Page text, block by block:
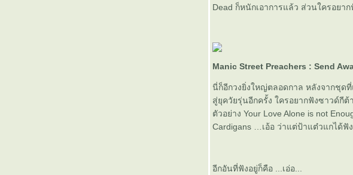
Dead ก็หนักเอาการแล้ว ส่วนใครอยา
Manic Street Preachers : Send
นี่ก็อีกวงยิ่งใหญ่ตลอดกาล หลังจากชุด
สู่ยุควัยรุ่นอีกครั้ง ใครอยากฟังซาวด์กีต้
ตัวอย่าง Your Love Alone is not
Cardigans …เอ้อ ว่าแต่ป้าแต๋วแกได้ฟั
อีกอันที่ฟังอยู่ก็คือ ...เอ่อ...